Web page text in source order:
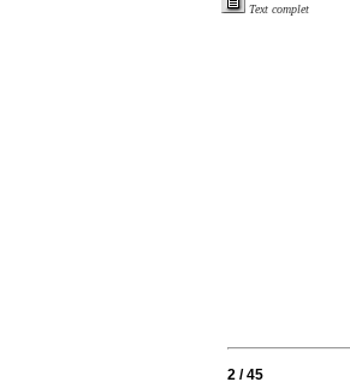
Text complet
2 / 45